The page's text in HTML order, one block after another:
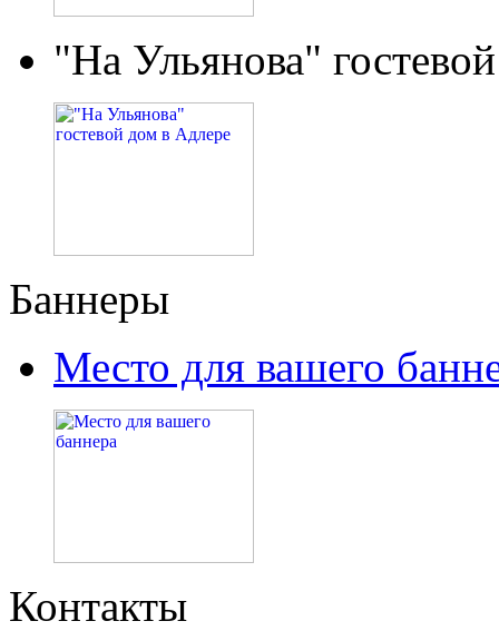
"На Ульянова"
Баннеры
Место для вашего
Контакты